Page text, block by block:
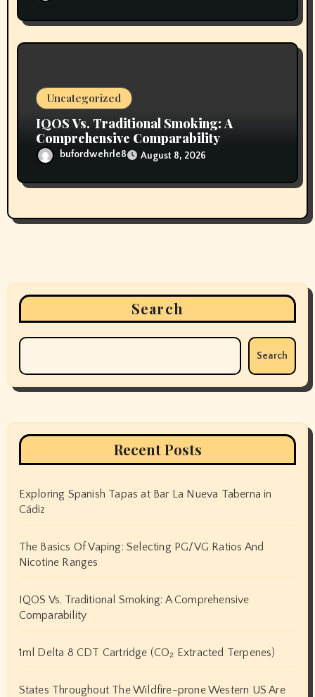
Uncategorized
IQOS Vs. Traditional Smoking: A
Comprehensive Comparability
bufordwehrle8 August 8, 2026
Search
Search
Recent Posts
Exploring Spanish Tapas at Bar La Nueva Taberna in
Cádiz
The Basics Of Vaping: Selecting PG/VG Ratios And
Nicotine Ranges
IQOS Vs. Traditional Smoking: A Comprehensive
Comparability
1ml Delta 8 CDT Cartridge (CO₂ Extracted Terpenes)
States Throughout The Wildfire-prone Western US Are